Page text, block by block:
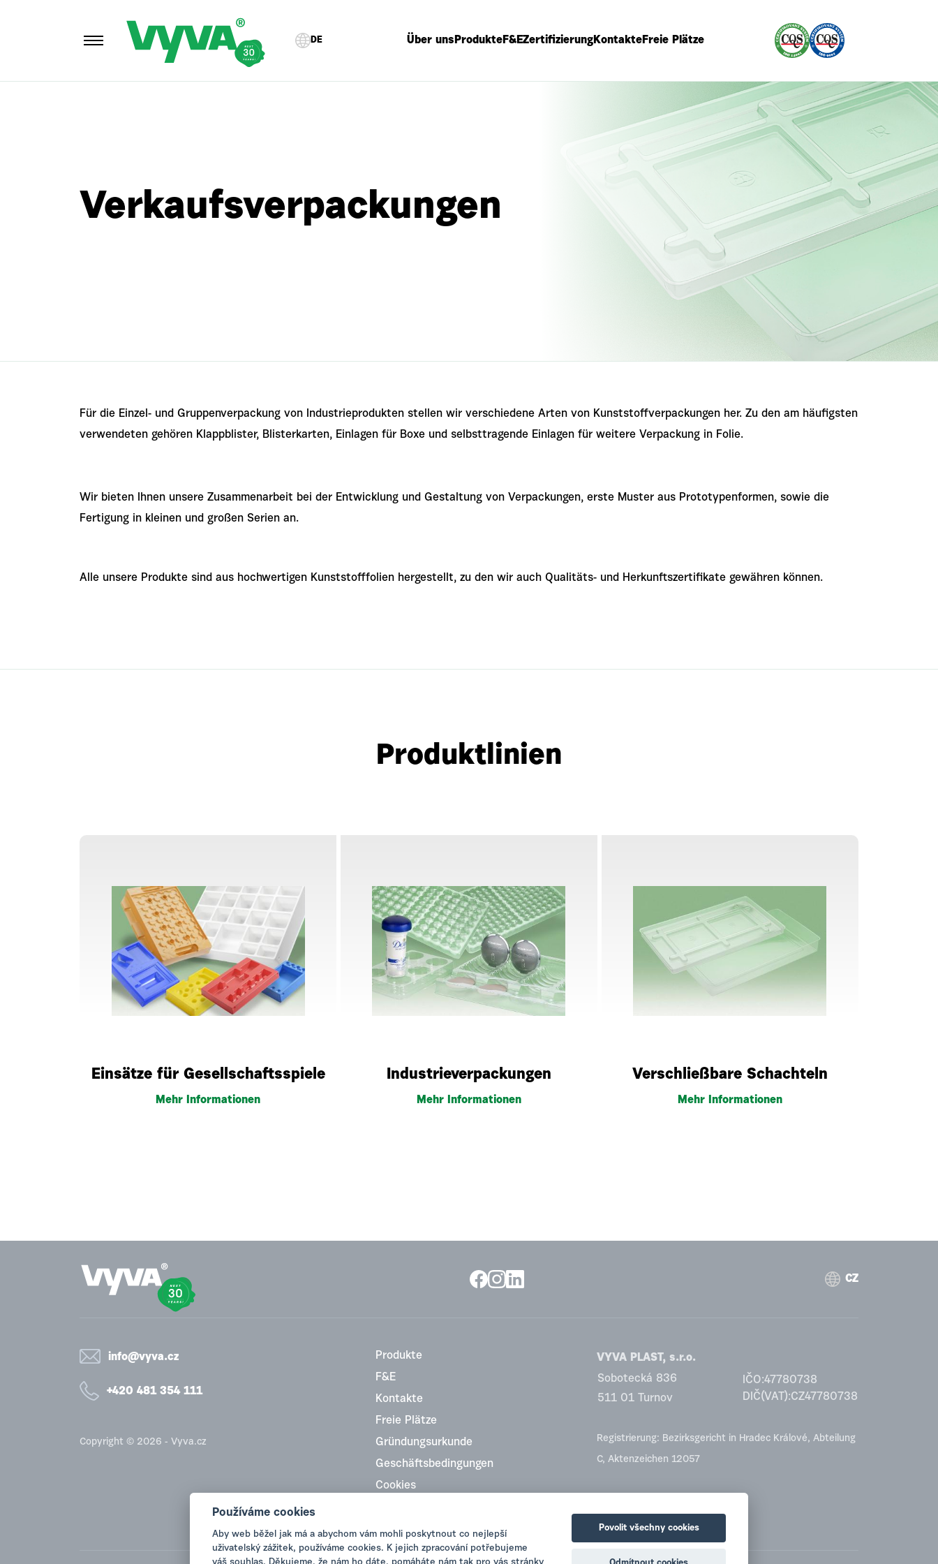
DE Über uns ProdukteF&EZertifizierungKontakteFreie Plätze
Verkaufsverpackungen
Für die Einzel- und Gruppenverpackung von Industrieprodukten stellen wir verschiedene Arten von Kunststoffverpackungen her. Zu den am häufigsten
verwendeten gehören Klappblister, Blisterkarten, Einlagen für Boxe und selbsttragende Einlagen für weitere Verpackung in Folie.
Wir bieten Ihnen unsere Zusammenarbeit bei der Entwicklung und Gestaltung von Verpackungen, erste Muster aus Prototypenformen, sowie die
Fertigung in kleinen und großen Serien an.
Alle unsere Produkte sind aus hochwertigen Kunststofffolien hergestellt, zu den wir auch Qualitäts- und Herkunftszertifikate gewähren können.
Produktlinien
Einsätze für Gesellschaftsspiele
Mehr Informationen
Industrieverpackungen
Mehr Informationen
Verschließbare Schachteln
Mehr Informationen
CZ
info@vyva.cz
+420 481 354 111
Copyright © 2026 - Vyva.cz
Produkte
F&E
Kontakte
Freie Plätze
Gründungsurkunde
Geschäftsbedingungen
Cookies
VYVA PLAST, s.r.o.
Sobotecká 836
511 01 Turnov
IČO:47780738
DIČ(VAT):CZ47780738
Registrierung: Bezirksgericht in Hradec Králové, Abteilung
C, Aktenzeichen 12057
Používáme cookies
Aby web běžel jak má a abychom vám mohli poskytnout co nejlepší
uživatelský zážitek, používáme cookies. K jejich zpracování potřebujeme
Povolit všechny cookies